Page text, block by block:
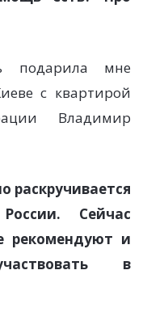
подарила мне
с квартирой
Владимир
раскручивается
Сейчас
рекомендуют и
в